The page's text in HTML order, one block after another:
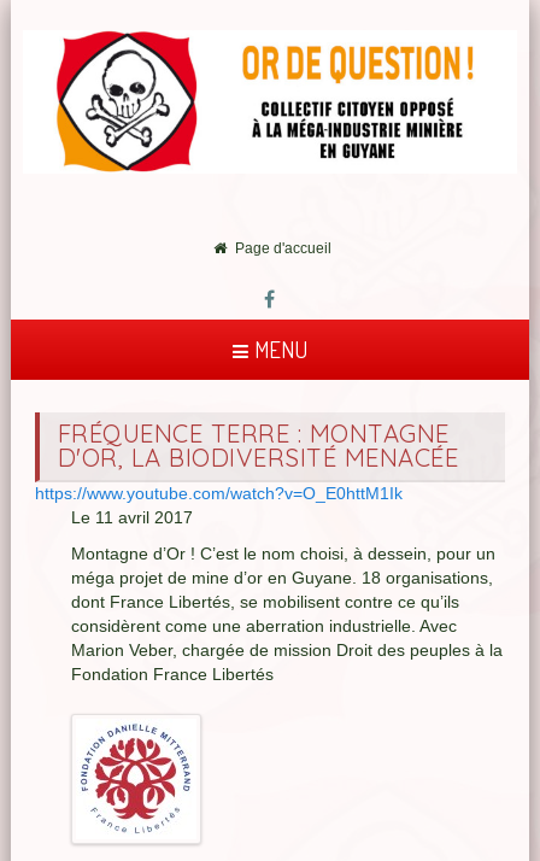
Page d'accueil
MENU
FRÉQUENCE TERRE : MONTAGNE
D'OR, LA BIODIVERSITÉ MENACÉE
https://www.youtube.com/watch?v=O_E0httM1Ik
Le 11 avril 2017
Montagne d’Or ! C’est le nom choisi, à dessein, pour un
méga projet de mine d’or en Guyane. 18 organisations,
dont France Libertés, se mobilisent contre ce qu’ils
considèrent come une aberration industrielle. Avec
Marion Veber, chargée de mission Droit des peuples à la
Fondation France Libertés